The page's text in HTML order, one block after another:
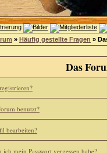
» Häufig gestellte Fragen »
Das
benutzt?
bearbeiten?
mein Passwort vergessen habe?